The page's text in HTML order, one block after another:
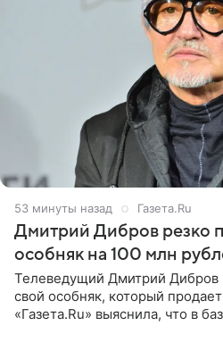
53 минуты назад Газета.Ru
Дмитрий Дибров резко
особняк на 100 млн
Телеведущий Дмитрий Дибров
свой особняк, который
«Газета.Ru» выяснила, что в